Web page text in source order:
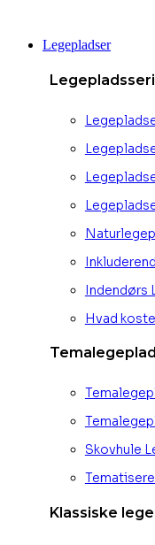
indholdLegepladser
Indendørs
Hvad
Skovhule
Klassiske lege